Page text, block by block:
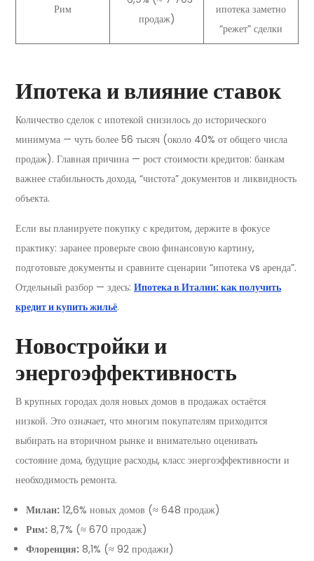
Рим
продаж)
ипотека заметно
“режет” сделки
Ипотека и влияние ставок
Количество сделок с ипотекой снизилось до исторического
минимума — чуть более 56 тысяч (около 40% от общего числа
продаж). Главная причина — рост стоимости кредитов: банкам
важнее стабильность дохода, “чистота” документов и ликвидность
объекта.
Если вы планируете покупку с кредитом, держите в фокусе
практику: заранее проверьте свою финансовую картину,
подготовьте документы и сравните сценарии “ипотека vs аренда”.
Отдельный разбор — здесь: Ипотека в Италии: как получить
кредит и купить жильё.
Новостройки и
энергоэффективность
В крупных городах доля новых домов в продажах остаётся
низкой. Это означает, что многим покупателям приходится
выбирать на вторичном рынке и внимательно оценивать
состояние дома, будущие расходы, класс энергоэффективности и
необходимость ремонта.
Милан: 12,6% новых домов (≈ 648 продаж)
Рим: 8,7% (≈ 670 продаж)
Флоренция: 8,1% (≈ 92 продажи)